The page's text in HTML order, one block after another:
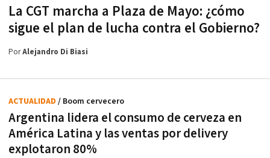
La CGT marcha a Plaza de Mayo: ¿cómo
sigue el plan de lucha contra el Gobierno?
PorAlejandro Di Biasi
Argentina lidera el consumo de cerveza en
América Latina y las ventas por delivery
explotaron 80%
ACTUALIDAD / Boom cervecero